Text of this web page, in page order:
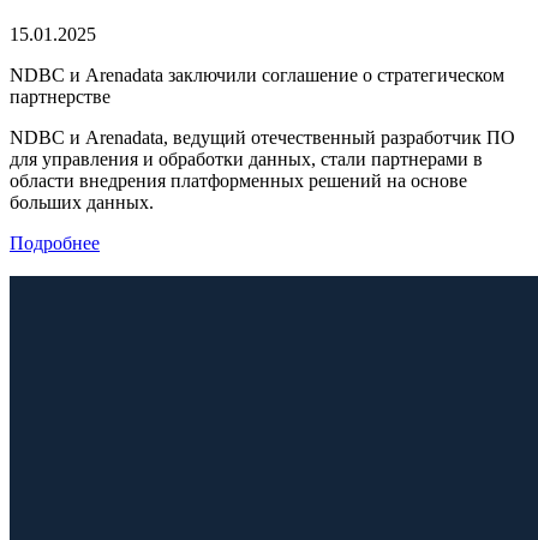
15.01.2025
NDBC и Arenadata заключили соглашение о стратегическом
партнерстве
NDBC и Arenadata, ведущий отечественный разработчик ПО
для управления и обработки данных, стали партнерами в
области внедрения платформенных решений на основе
больших данных.
Подробнее